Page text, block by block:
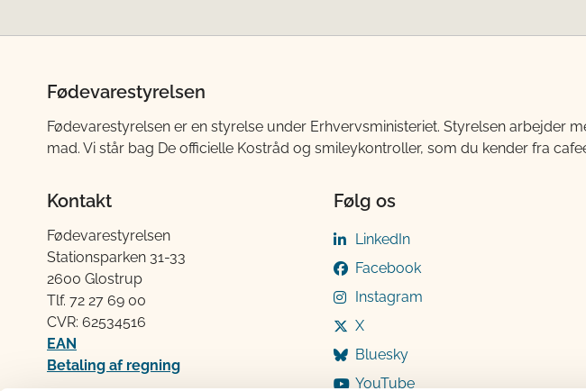
Fødevarestyrelsen
Fødevarestyrelsen er en styrelse under Erhvervsministeriet. Styrelsen
mad. Vi står bag De officielle Kostråd og smileykontroller, som du kender fra
Kontakt
Fødevarestyrelsen
Stationsparken 31-33
2600 Glostrup
Tlf. 72 2​​​7 69 00
CVR: 62534516
EAN
Betaling af regning
Følg os
LinkedIn
Facebook
Instagram
X
Bluesky
YouTube